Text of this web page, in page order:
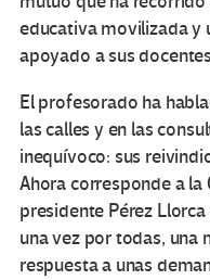
educativa movilizada y
apoyado a sus
El profesorado ha
las calles y en las
inequívoco: sus
Ahora corresponde a la
presidente Pérez
una vez por todas, una
respuesta a unas